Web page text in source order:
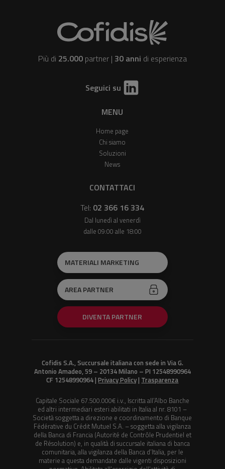
Più di 25.000partner | 30 anni di esperienza
Seguici su
MENU
Home page
Chi siamo
Soluzioni
News
CONTATTACI
Tel: 02 366 16 334
Dal lunedì al venerdì
dalle 09:00 alle 18:00
MATERIALI MARKETING
AREA PARTNER
DIVENTA PARTNER
Cofidis S.A., Succursale italiana con sede in Via G.
Antonio Amadeo, 59 – 20134 Milano – PI 12548990964
CF 12548990964 |Privacy Policy| Trasparenza
Capitale Sociale 67.500.000€ i.v., Iscritta all’Albo Banche
ed altri intermediari esteri abilitati in Italia al nr. 8101 –
Società soggetta a direzione e coordinamento di Banque
Fédérative du Crédit Mutuel S.A. – soggetta alla vigilanza
della Banca di Francia (Autorité de Contrôle Prudentiel et
de Résolution) e, in qualità di succursale italiana di banca
comunitaria, alla vigilanza della Banca d’Italia, per le
materie a questa demandate dalle vigenti disposizioni